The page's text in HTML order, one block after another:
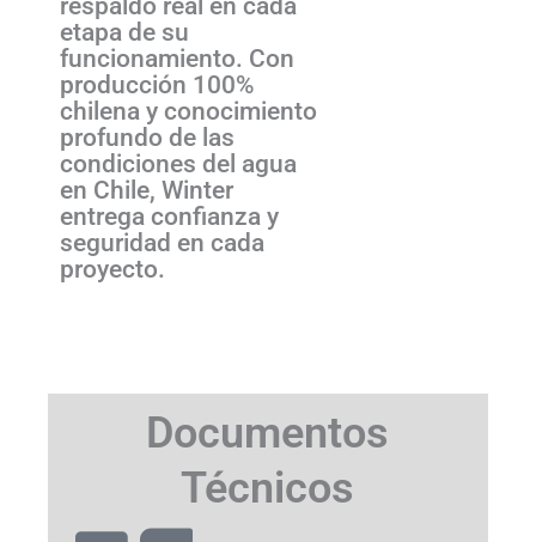
respaldo real en cada
etapa de su
funcionamiento. Con
producción 100%
chilena y conocimiento
profundo de las
condiciones del agua
en Chile, Winter
entrega confianza y
seguridad en cada
proyecto.
Documentos
Técnicos